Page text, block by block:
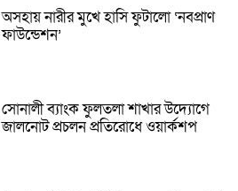
অসহায় নারীর মুখে হাসি ফুটালো ‘নবপ্রাণ
ফাউন্ডেশন’
সোনালী ব্যাংক ফুলতলা শাখার উদ্যোগে
জালনোট প্রচলন প্রতিরোধে ওয়ার্কশপ